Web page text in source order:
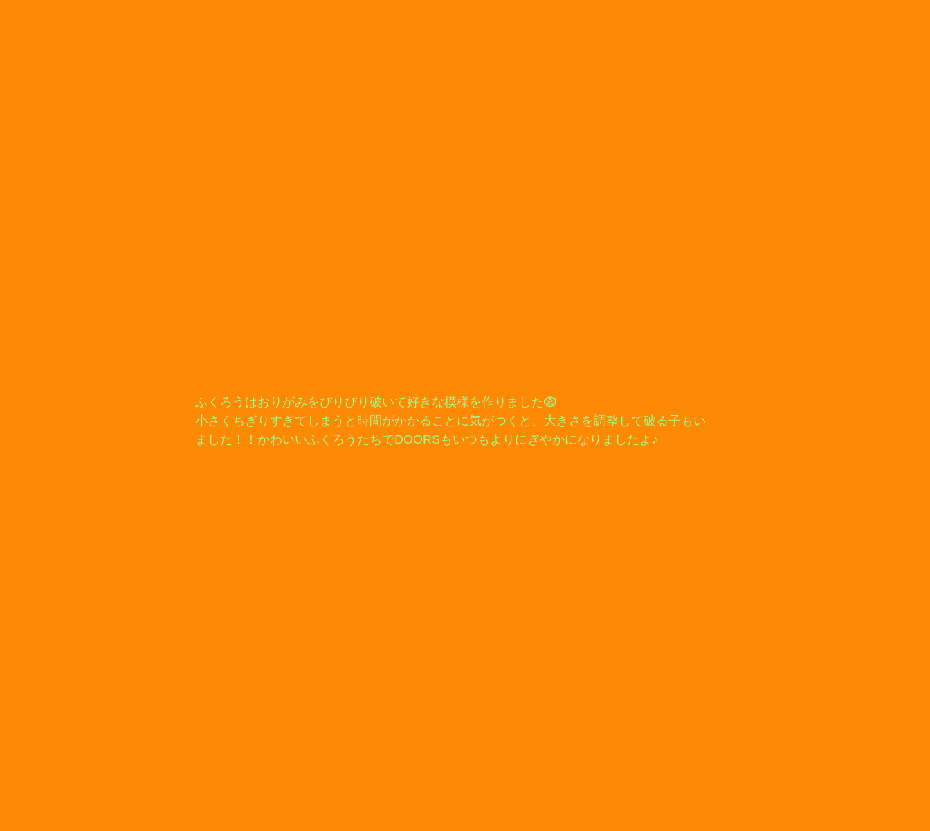
ふくろうはおりがみをびりびり破いて好きな模様を作りました🪺
小さくちぎりすぎてしまうと時間がかかることに気がつくと、大きさを調整して破る子もい
ました！！かわいいふくろうたちでDOORSもいつもよりにぎやかになりましたよ♪